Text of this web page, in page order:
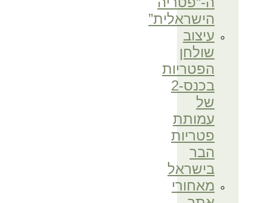
הישראלית”
עיצוב
שולחן
הפטריות
בכנס-2
של
עמותת
פטריות
הבר
בישראל
מאחורי